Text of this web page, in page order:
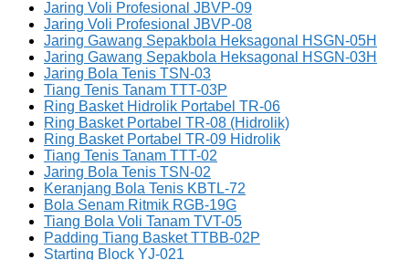
Jaring Voli Profesional JBVP-09
Jaring Voli Profesional JBVP-08
Jaring Gawang Sepakbola Heksagonal HSGN-05H
Jaring Gawang Sepakbola Heksagonal HSGN-03H
Jaring Bola Tenis TSN-03
Tiang Tenis Tanam TTT-03P
Ring Basket Hidrolik Portabel TR-06
Ring Basket Portabel TR-08 (Hidrolik)
Ring Basket Portabel TR-09 Hidrolik
Tiang Tenis Tanam TTT-02
Jaring Bola Tenis TSN-02
Keranjang Bola Tenis KBTL-72
Bola Senam Ritmik RGB-19G
Tiang Bola Voli Tanam TVT-05
Padding Tiang Basket TTBB-02P
Starting Block YJ-021